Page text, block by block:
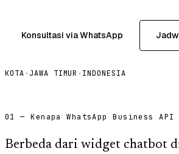
Konsultasi via WhatsApp
KOTA · JAWA TIMUR · INDONESIA
01 — Kenapa WhatsApp Business API
Berbeda dari widget chatbot